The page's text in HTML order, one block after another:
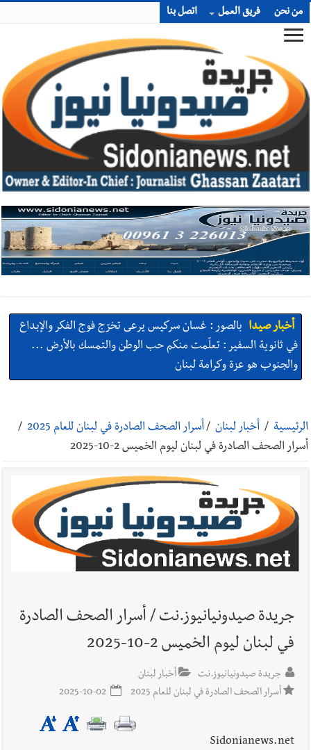
من نحن فريق العمل اتصل بنا
أخبار صيدا بالصور : غسان سركيس يرعى تخرّج فوج الفكر والإبداع
في ثانوية السفير : تعلّمت منكم حب الوطن والتمسك بالأرض ...
والجنوب هو عزة وكرامة لبنان
بلدية صيدا : حجز مركبتي توكتوك وتغريم صاحبهما
أخبار صيدا
We are hiring in Saida - Apply now before 14
august ...مطلوب موظفة للعمل في الأكاديمية الدولية لبناء
القدرات -صيدا
التشاوري الأول للمرصد الحضري
أخبار لبنان
خرق إسرائيلي في زوطر الغربية وساتر ترابي قبالة آخر
نقطة للجيش اللبناني
روابط القطاع العام : إضراب الاثنين احتجاجا على
تقسيط المفعول الرجعي
الرئيسية / أخبار لبنان / أسرار الصحف الصادرة في لبنان للعام 2025
/
أسرار الصحف الصادرة في لبنان ليوم الخميس 2-10-2025
جريدة صيدونيانيوز.نت / أسرار الصحف الصادرة
في لبنان ليوم الخميس 2-10-2025
جريدة صيدونيانيوز.نت
أخبار لبنان
أسرار الصحف الصادرة في لبنان للعام 2025
2025-10-02
Sidonianews.net